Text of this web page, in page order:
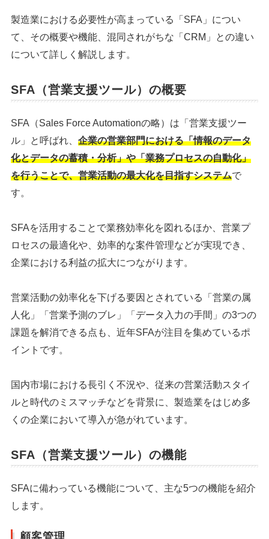
製造業における必要性が高まっている「SFA」につい
て、その概要や機能、混同されがちな「CRM」との違い
について詳しく解説します。
SFA（営業支援ツール）の概要
SFA（Sales Force Automationの略）は「営業支援ツー
ル」と呼ばれ、 企業の営業部門における「情報のデータ
化とデータの蓄積・分析」や「業務プロセスの自動化」
を行うことで、営業活動の最大化を目指すシステムで
す。
SFAを活用することで業務効率化を図れるほか、営業プ
ロセスの最適化や、効率的な案件管理などが実現でき、
企業における利益の拡大につながります。
営業活動の効率化を下げる要因とされている「営業の属
人化」「営業予測のブレ」「データ入力の手間」の3つの
課題を解消できる点も、近年SFAが注目を集めているポ
イントです。
国内市場における長引く不況や、従来の営業活動スタイ
ルと時代のミスマッチなどを背景に、製造業をはじめ多
くの企業において導入が急がれています。
SFA（営業支援ツール）の機能
SFAに備わっている機能について、主な5つの機能を紹介
します。